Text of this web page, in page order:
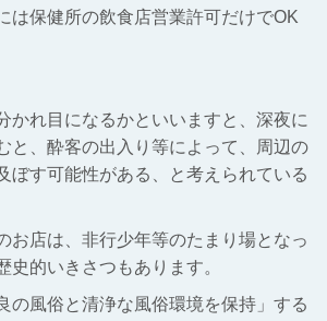
は保健所の飲食店営業許可だけでOK
れ目になるかといいますと、深夜に
と、酔客の出入り等によって、周辺の
ぼす可能性がある、と考えられている
店は、非行少年等のたまり場となっ
史的いきさつもあります。
風俗と清浄な風俗環境を保持」する